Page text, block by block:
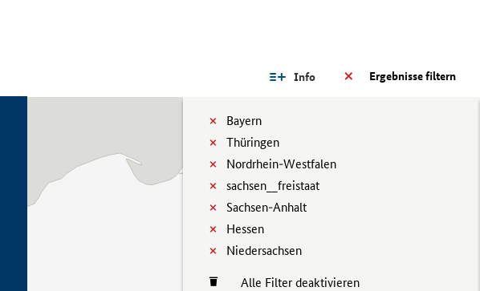
Ergebnisse filtern
Info
Bayern
Thüringen
Nordrhein-Westfalen
sachsen__freistaat
Sachsen-Anhalt
Hessen
Niedersachsen
Alle Filter deaktivieren